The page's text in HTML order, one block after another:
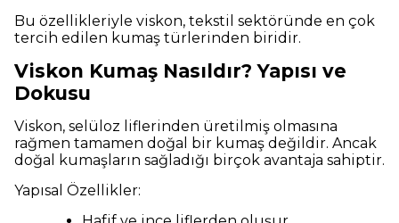
Bu özellikleriyle viskon, tekstil sektöründe en çok
tercih edilen kumaş türlerinden biridir.
Viskon Kumaş Nasıldır? Yapısı ve
Dokusu
Viskon, selüloz liflerinden üretilmiş olmasına
rağmen tamamen doğal bir kumaş değildir. Ancak
doğal kumaşların sağladığı birçok avantaja sahiptir.
Yapısal Özellikler: